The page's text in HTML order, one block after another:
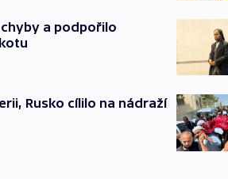
chyby a podpořilo
Rusko cílilo na nádraží